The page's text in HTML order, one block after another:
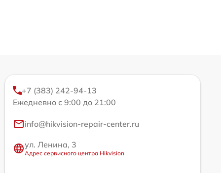
+7 (383) 242-94-13
Ежедневно с 9:00 до 21:00
info@hikvision-repair-center.ru
ул. Ленина, 3
Адрес сервисного центра Hikvision